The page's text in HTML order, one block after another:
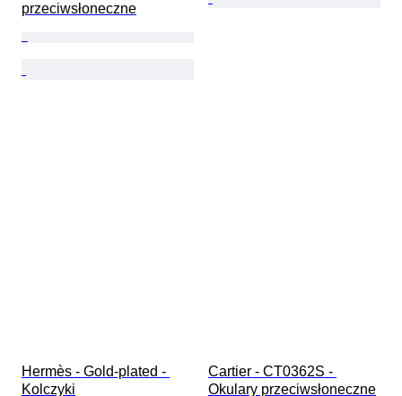
przeciwsłoneczne
Hermès - Gold-plated -
Kolczyki
Cartier - CT0362S -
Okulary przeciwsłoneczne